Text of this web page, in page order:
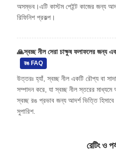
অসম্ভব।এটি কাস্টম পেইন্ট কাজের জন্য
রিফিনিশ প্রকল্প।
🙏স্বচ্ছ নীল সেরা চাক্ষুষ ফলাফলের জন্য
রঙ FAQ
উত্তরঃ হ্যাঁ, স্বচ্ছ নীল একটি রৌপ্য বা
সম্পাদন করে, যা স্বচ্ছ নীল স্তরের
স্বচ্ছ রঙ প্রভাব জন্য আদর্শ ভিত্তি
সুপারিশ.
রেটিং ও